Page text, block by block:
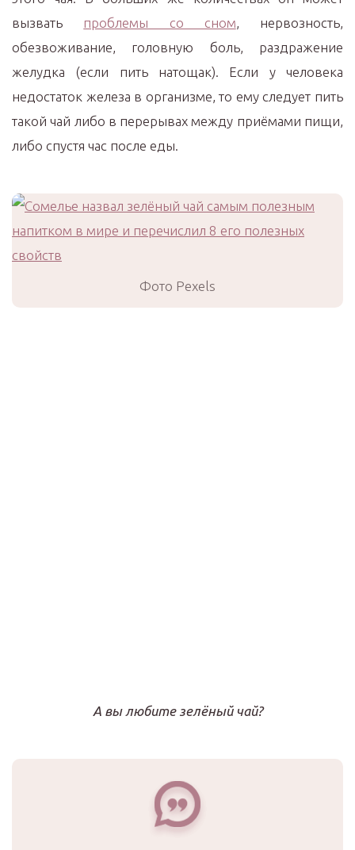
вызвать проблемы со сном, нервозность,
обезвоживание, головную боль, раздражение
желудка (если пить натощак). Если у человека
недостаток железа в организме, то ему следует пить
такой чай либо в перерывах между приёмами пищи,
либо спустя час после еды.
Фото Pexels
А вы любите зелёный чай?